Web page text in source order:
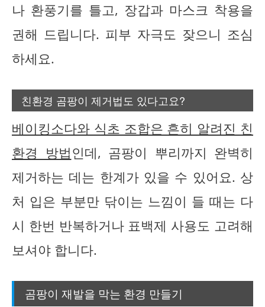
나 환풍기를 틀고, 장갑과 마스크 착용을
권해 드립니다. 피부 자극도 잦으니 조심
하세요.
친환경 곰팡이 제거법도 있다고요?
베이킹소다와 식초 조합은 흔히 알려진 친
환경 방법인데, 곰팡이 뿌리까지 완벽히
제거하는 데는 한계가 있을 수 있어요. 상
처 입은 부분만 닦이는 느낌이 들 때는 다
시 한번 반복하거나 표백제 사용도 고려해
보셔야 합니다.
곰팡이 재발을 막는 환경 만들기